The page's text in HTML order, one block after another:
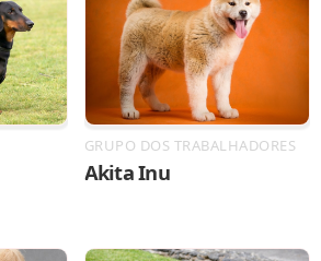
GRUPO DOS TRABALHADORES
Akita Inu